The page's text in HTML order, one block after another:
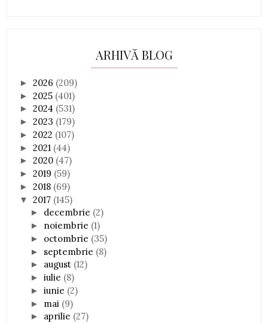
ARHIVĂ BLOG
►2026 (209)
►2025 (401)
►2024 (531)
►2023 (179)
►2022 (107)
►2021 (44)
►2020 (47)
►2019 (59)
►2018 (69)
▼2017 (145)
► decembrie (2)
► noiembrie (1)
► octombrie (35)
► septembrie (8)
► august (12)
►iulie (8)
►iunie (2)
► mai (9)
► aprilie (27)